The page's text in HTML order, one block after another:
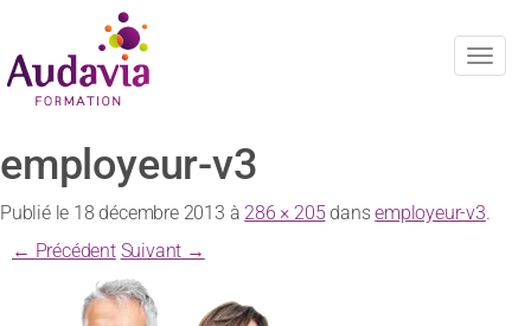
employeur-v3
Publié le 18 décembre 2013 à 286 × 205dansemployeur-v3.
← Précédent Suivant →